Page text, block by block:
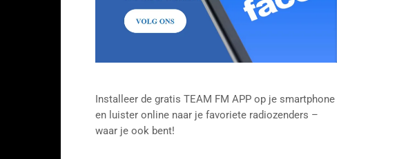
Installeer de gratis TEAM FM APP op je smartphone
en luister online naar je favoriete radiozenders –
waar je ook bent!